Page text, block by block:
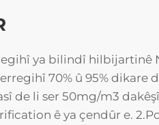
ya bilindî hilbijartinê
70% û 95% dikare
de li ser 50mg/m3
ê ya çendûr e.